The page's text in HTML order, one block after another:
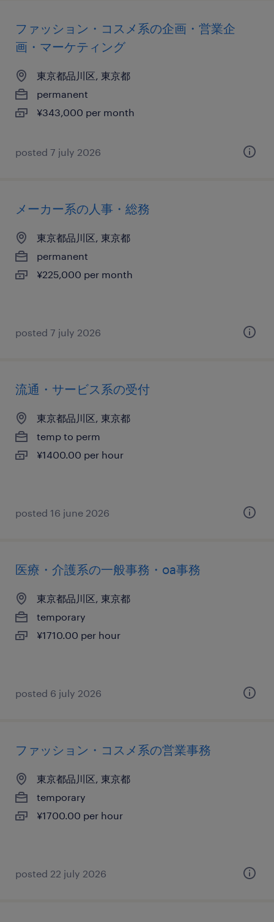
ファッション・コスメ系の企画・営業企
画・マーケティング
東京都品川区, 東京都
permanent
¥343,000 per month
posted 7 july 2026
メーカー系の人事・総務
東京都品川区, 東京都
permanent
¥225,000 per month
posted 7 july 2026
流通・サービス系の受付
東京都品川区, 東京都
temp to perm
¥1400.00 per hour
posted 16 june 2026
医療・介護系の一般事務・oa事務
東京都品川区, 東京都
temporary
¥1710.00 per hour
posted 6 july 2026
ファッション・コスメ系の営業事務
東京都品川区, 東京都
temporary
¥1700.00 per hour
posted 22 july 2026